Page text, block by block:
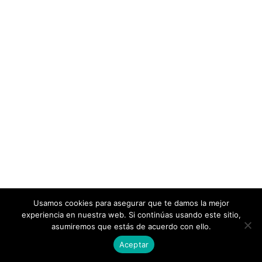
Usamos cookies para asegurar que te damos la mejor
experiencia en nuestra web. Si continúas usando este sitio,
asumiremos que estás de acuerdo con ello.
Aceptar